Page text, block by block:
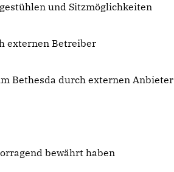
und Sitzmöglichkeiten
externen Betreiber
Bethesda durch externen Anbieter
bewährt haben